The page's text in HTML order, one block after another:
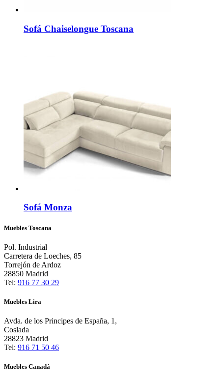
Sofá Chaiselongue Toscana
Sofá Monza
Muebles Toscana
Pol. Industrial
Carretera de Loeches, 85
Torrejón de Ardoz
28850 Madrid
Tel: 916 77 30 29
Muebles Lira
Avda. de los Principes de España, 1,
Coslada
28823 Madrid
Tel: 916 71 50 46
Muebles Canadá